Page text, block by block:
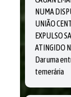
NUMA
UNIÃO
EXPULSO
ATINGIDO
Dar uma
temerária